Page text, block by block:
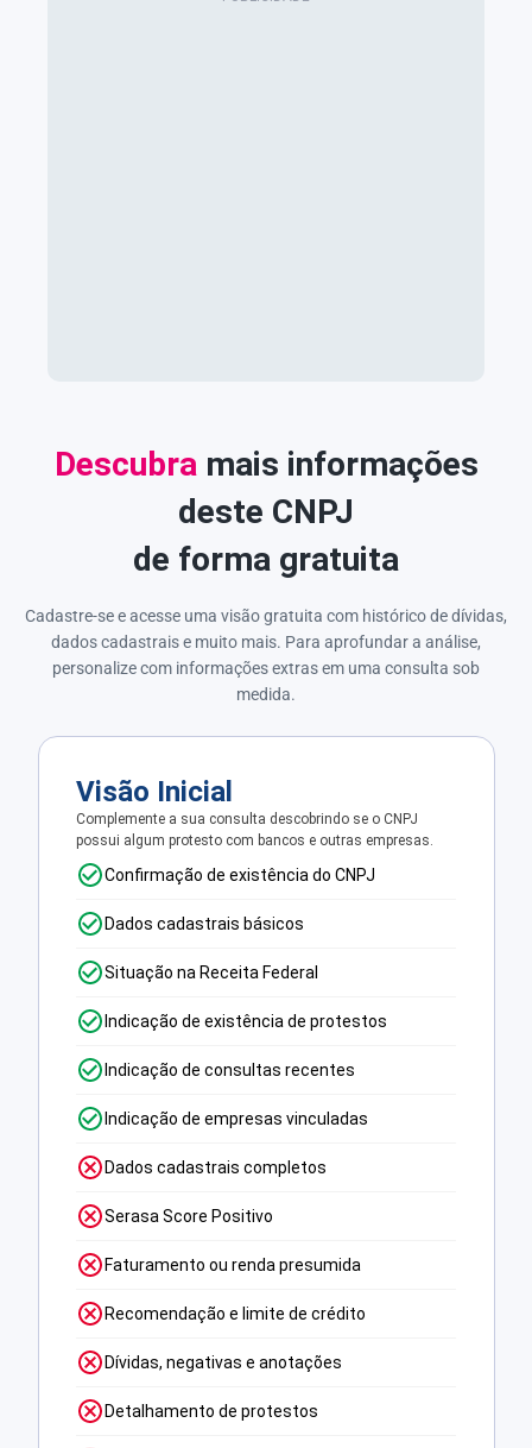
Descubramais informações
deste CNPJ
de forma gratuita
Cadastre-se e acesse uma visão gratuita com histórico de dívidas,
dados cadastrais e muito mais. Para aprofundar a análise,
personalize com informações extras em uma consulta sob
medida.
Visão Inicial
Complemente a sua consulta descobrindo se o CNPJ
possui algum protesto com bancos e outras empresas.
Confirmação de existência do CNPJ
Dados cadastrais básicos
Situação na Receita Federal
Indicação de existência de protestos
Indicação de consultas recentes
Indicação de empresas vinculadas
Dados cadastrais completos
Serasa Score Positivo
Faturamento ou renda presumida
Recomendação e limite de crédito
Dívidas, negativas e anotações
Detalhamento de protestos